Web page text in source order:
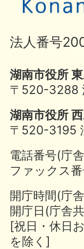
法人番号
湖南市役所
〒520-3288
湖南市役所
〒520-3195
電話番号(庁
ファックス
開庁時間(庁
開庁日(庁舎
[祝日・休日
を除く]